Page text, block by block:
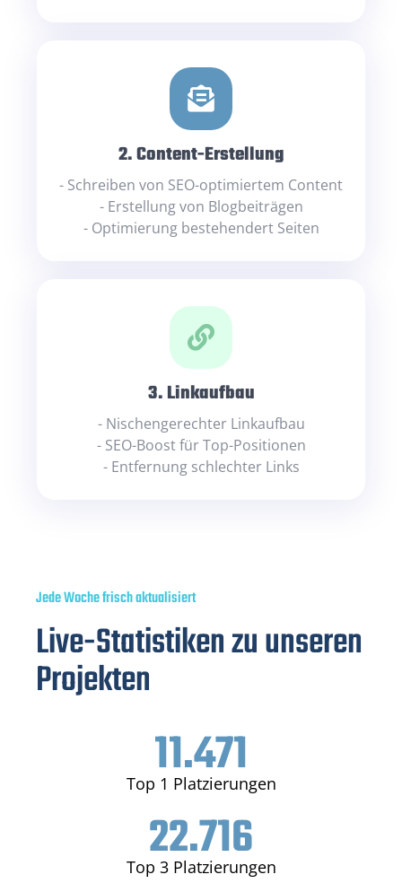
2. Content-Erstellung
- Schreiben von SEO-optimiertem Content
- Erstellung von Blogbeiträgen
- Optimierung bestehendert Seiten
3. Linkaufbau
- Nischengerechter Linkaufbau
- SEO-Boost für Top-Positionen
- Entfernung schlechter Links
Jede Woche frisch aktualisiert
Live-Statistiken zu unseren
Projekten
Top 1 Platzierungen
11.471
Top 3 Platzierungen
22.716